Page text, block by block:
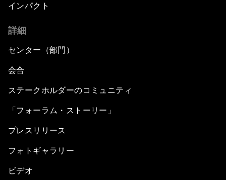
インパクト
詳細
センター（部門）
会合
ステークホルダーのコミュニティ
「フォーラム・ストーリー」
プレスリリース
フォトギャラリー
ビデオ